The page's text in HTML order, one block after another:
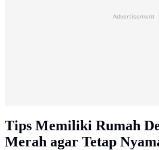
Advertisement
Tips Memiliki Rumah
Merah agar Tetap